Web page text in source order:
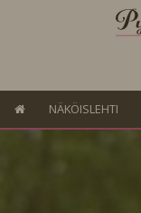
NÄKÖISLEHTI